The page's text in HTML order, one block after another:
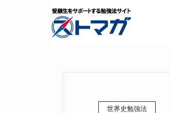
世界史勉強法